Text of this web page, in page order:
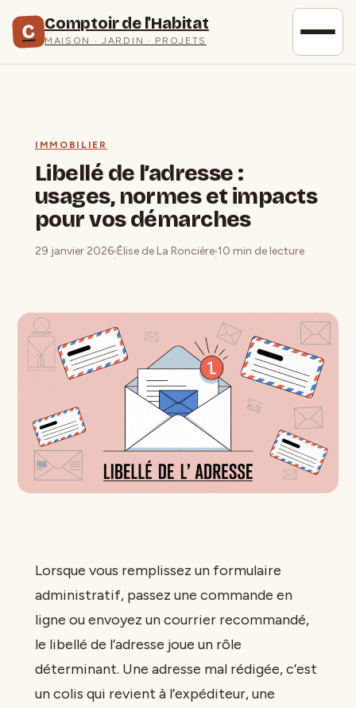
C Comptoir de l'Habitat
MAISON · JARDIN · PROJETS
IMMOBILIER
Libellé de l’adresse :
usages, normes et impacts
pour vos démarches
29 janvier 2026
·
Élise de La Roncière
·
10 min de lecture
Lorsque vous remplissez un formulaire
administratif, passez une commande en
ligne ou envoyez un courrier recommandé,
le libellé de l’adresse joue un rôle
déterminant. Une adresse mal rédigée, c’est
un colis qui revient à l’expéditeur, une